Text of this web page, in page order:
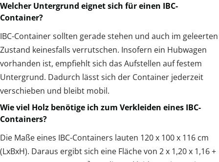
Welcher Untergrund eignet sich für einen IBC-
Container?
IBC-Container sollten gerade stehen und auch im geleerten
Zustand keinesfalls verrutschen. Insofern ein Hubwagen
vorhanden ist, empfiehlt sich das Aufstellen auf festem
Untergrund. Dadurch lässt sich der Container jederzeit
verschieben und bleibt mobil.
Wie viel Holz benötige ich zum Verkleiden eines IBC-
Containers?
Die Maße eines IBC-Containers lauten 120 x 100 x 116 cm
(LxBxH). Daraus ergibt sich eine Fläche von 2 x 1,20 x 1,16 +